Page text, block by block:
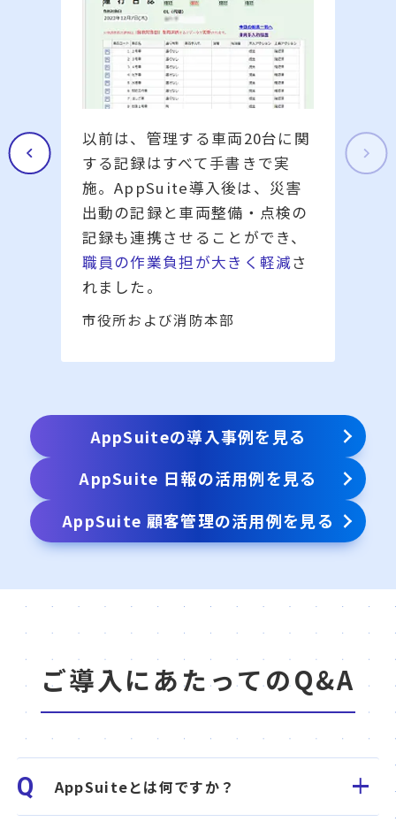
建物を巡回・点検している担当
が用いていた「巡回報告書」等
をAppSuiteでシステム化。手
書きに時間を要したり、報告の
遅れが減り、 業務効率のアップ
と顧客サービス品質向上 に役立
っています。
不動産総合管理業
AppSuiteの導入事例を見る
AppSuite 日報の活用例を見る
AppSuite 顧客管理の活用例を見る
ご導入にあたってのQ&A
Q AppSuiteとは何ですか？